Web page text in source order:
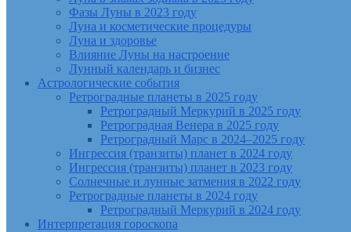
Фазы Луны в 2023 году
Луна и косметические процедуры
Луна и здоровье
Влияние Луны на настроение
Лунный календарь и бизнес
Астрологические события
Ретроградные планеты в 2025 году
Ретроградный Меркурий в 2025 году
Ретроградная Венера в 2025 году
Ретроградный Марс в 2024–2025 году
Ингрессия (транзиты) планет в 2024 году
Ингрессия (транзиты) планет в 2023 году
Солнечные и лунные затмения в 2022 году
Ретроградные планеты в 2024 году
Ретроградный Меркурий в 2024 году
Интерпретация гороскопа